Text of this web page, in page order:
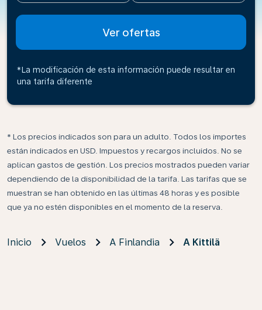
Ver ofertas
*La modificación de esta información puede resultar en
una tarifa diferente
* Los precios indicados son para un adulto. Todos los importes
están indicados en USD. Impuestos y recargos incluidos. No se
aplican gastos de gestión. Los precios mostrados pueden variar
dependiendo de la disponibilidad de la tarifa. Las tarifas que se
muestran se han obtenido en las últimas 48 horas y es posible
que ya no estén disponibles en el momento de la reserva.
Inicio Vuelos A Finlandia A Kittilä